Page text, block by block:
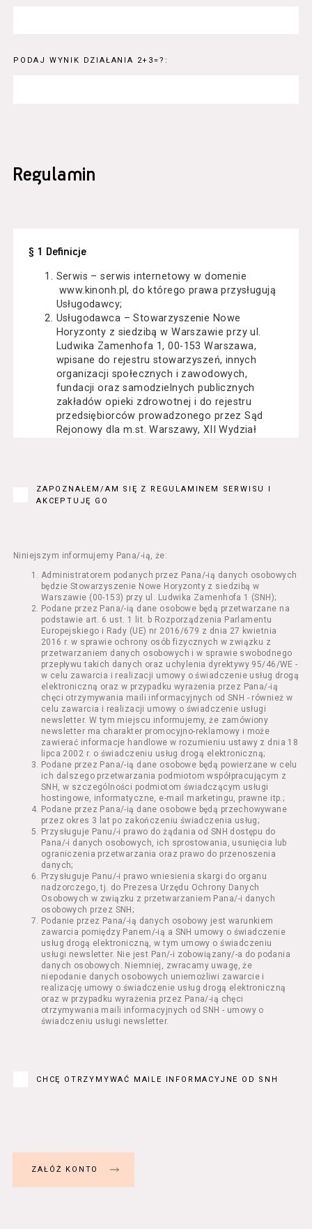
PODAJ WYNIK DZIAŁANIA 2+3=?:
Regulamin
§ 1 Definicje
Serwis – serwis internetowy w domenie
www.kinonh.pl, do którego prawa przysługują
Usługodawcy;
Usługodawca – Stowarzyszenie Nowe
Horyzonty z siedzibą w Warszawie przy ul.
Ludwika Zamenhofa 1, 00-153 Warszawa,
wpisane do rejestru stowarzyszeń, innych
organizacji społecznych i zawodowych,
fundacji oraz samodzielnych publicznych
zakładów opieki zdrowotnej i do rejestru
przedsiębiorców prowadzonego przez Sąd
Rejonowy dla m.st. Warszawy, XII Wydział
Usługobiorca - osoba fizyczna, osoba prawna
lub jednostka organizacyjna nieposiadająca
Usługodawcę drogą elektroniczną z
wykorzystaniem Serwisu;
Seans – organizowany przez Usługodawcę
w Kinie Nowe Horyzonty we Wrocławiu (ul.
Kazimierza Wielkiego 19a-21) pokaz filmu nie
stanowiący części Wydarzenia;
Wydarzenie – organizowany przez
Usługodawcę w Kinie Nowe Horyzonty we
Wrocławiu (ul. Kazimierza Wielkiego 19a-21)
festiwal filmowy, przegląd filmowy, pokaz
specjalny, performance, opera, koncert lub
inna podobna impreza;
Kurs – zajęcia organizowane przez
Organizatora będące przedsięwzięciem o
charakterze edukacyjnym;
Bilety – dokumenty potwierdzające zawarcie
umowy z Usługodawcą i uprawniające do
wzięcia udziału w Seansie lub w części
określonego Wydarzenia;
Karnety – zestaw określonej liczby Biletów na
poszczególne części danego Wydarzenia lub
na całe Wydarzenie, przewidziany dla danego
Wydarzenia przez Usługodawcę;
Regulamin – niniejszy regulamin.
§ 2 Postanowienia ogólne
Regulamin określa zasady:
świadczenia Usługobiorcom Usług przez
Usługodawcę, z zastrzeżeniem usług, o
których mowa w ust. 2 pkt 4 i 5 poniżej,
których zasady świadczenia w zakresie
nieuregulowanym w Regulaminie precyzują
odrębne regulaminy,
przetwarzania przez Usługodawcę danych
następujące Usługi:
nabycia Biletów i Karnetów oraz
ZAPOZNAŁEM/AM SIĘ Z REGULAMINEM SERWISU I
AKCEPTUJĘ GO
Niniejszym informujemy Pana/-ią, że:
Administratorem podanych przez Pana/-ią danych osobowych
będzie Stowarzyszenie Nowe Horyzonty z siedzibą w
Warszawie (00-153) przy ul. Ludwika Zamenhofa 1 (SNH);
Podane przez Pana/-ią dane osobowe będą przetwarzane na
podstawie art. 6 ust. 1 lit. b Rozporządzenia Parlamentu
Europejskiego i Rady (UE) nr 2016/679 z dnia 27 kwietnia
2016 r. w sprawie ochrony osób fizycznych w związku z
przetwarzaniem danych osobowych i w sprawie swobodnego
przepływu takich danych oraz uchylenia dyrektywy 95/46/WE -
w celu zawarcia i realizacji umowy o świadczenie usług drogą
elektroniczną oraz w przypadku wyrażenia przez Pana/-ią
chęci otrzymywania maili informacyjnych od SNH - również w
celu zawarcia i realizacji umowy o świadczenie usługi
newsletter. W tym miejscu informujemy, że zamówiony
newsletter ma charakter promocyjno-reklamowy i może
zawierać informacje handlowe w rozumieniu ustawy z dnia 18
lipca 2002 r. o świadczeniu usług drogą elektroniczną;
Podane przez Pana/-ią dane osobowe będą powierzane w celu
ich dalszego przetwarzania podmiotom współpracującym z
SNH, w szczególności podmiotom świadczącym usługi
hostingowe, informatyczne, e-mail marketingu, prawne itp.;
Podane przez Pana/-ią dane osobowe będą przechowywane
przez okres 3 lat po zakończeniu świadczenia usług;
Przysługuje Panu/-i prawo do żądania od SNH dostępu do
Pana/-i danych osobowych, ich sprostowania, usunięcia lub
ograniczenia przetwarzania oraz prawo do przenoszenia
danych;
Przysługuje Panu/-i prawo wniesienia skargi do organu
nadzorczego, tj. do Prezesa Urzędu Ochrony Danych
Osobowych w związku z przetwarzaniem Pana/-i danych
osobowych przez SNH;
Podanie przez Pana/-ią danych osobowy jest warunkiem
zawarcia pomiędzy Panem/-ią a SNH umowy o świadczenie
usług drogą elektroniczną, w tym umowy o świadczeniu
usługi newsletter. Nie jest Pan/-i zobowiązany/-a do podania
danych osobowych. Niemniej, zwracamy uwagę, że
niepodanie danych osobowych uniemożliwi zawarcie i
realizację umowy o świadczenie usług drogą elektroniczną
oraz w przypadku wyrażenia przez Pana/-ią chęci
otrzymywania maili informacyjnych od SNH - umowy o
świadczeniu usługi newsletter.
CHCĘ OTRZYMYWAĆ MAILE INFORMACYJNE OD SNH